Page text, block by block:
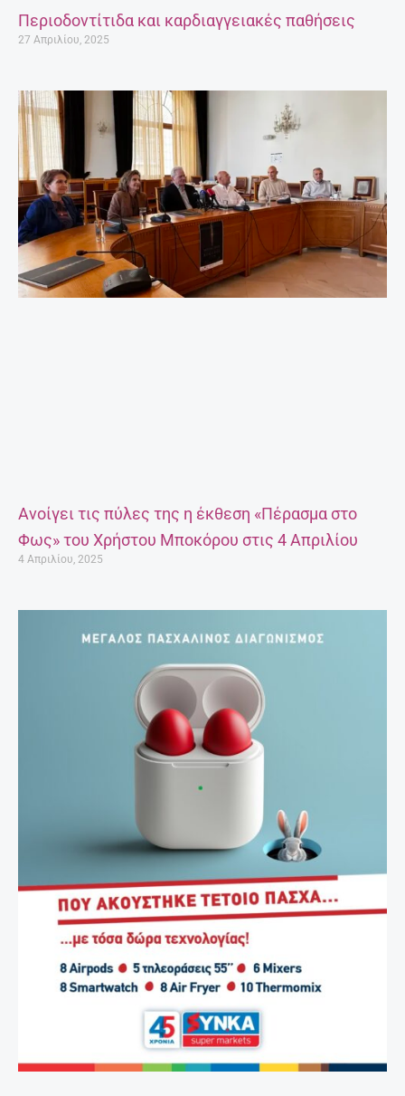
Περιοδοντίτιδα και καρδιαγγειακές παθήσεις
27 Απριλίου, 2025
Ανοίγει τις πύλες της η έκθεση «Πέρασμα στο
Φως» του Χρήστου Μποκόρου στις 4 Απριλίου
4 Απριλίου, 2025